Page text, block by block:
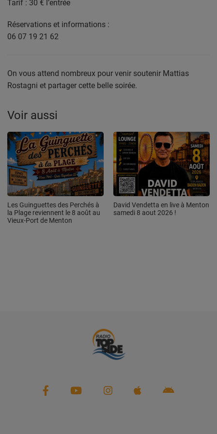
Tarif : 30 € l’entrée
Réservations et informations :
06 07 19 21 62
On vous attend nombreux pour venir soutenir Mattias
Rostagni et partager cette belle soirée.
Voir aussi
Les Guinguettes des Perchés à
la Plage reviennent le 8 août au
Vieux-Port de Menton
David Vendetta en live à Menton
samedi 8 aout 2026 !